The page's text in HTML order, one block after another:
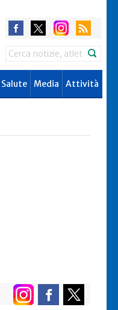
Search
Salute Media Attività